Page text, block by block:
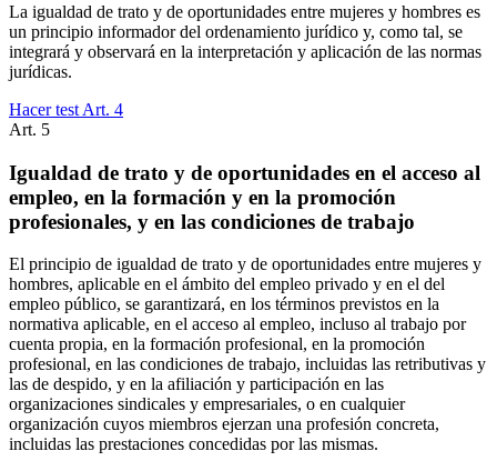
La igualdad de trato y de oportunidades entre mujeres y hombres es
un principio informador del ordenamiento jurídico y, como tal, se
integrará y observará en la interpretación y aplicación de las normas
jurídicas.
Hacer test Art. 4
Art. 5
Igualdad de trato y de oportunidades en el acceso al
empleo, en la formación y en la promoción
profesionales, y en las condiciones de trabajo
El principio de igualdad de trato y de oportunidades entre mujeres y
hombres, aplicable en el ámbito del empleo privado y en el del
empleo público, se garantizará, en los términos previstos en la
normativa aplicable, en el acceso al empleo, incluso al trabajo por
cuenta propia, en la formación profesional, en la promoción
profesional, en las condiciones de trabajo, incluidas las retributivas y
las de despido, y en la afiliación y participación en las
organizaciones sindicales y empresariales, o en cualquier
organización cuyos miembros ejerzan una profesión concreta,
incluidas las prestaciones concedidas por las mismas.